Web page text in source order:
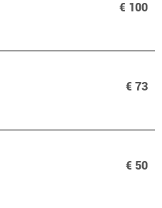
€ 100
€ 73
€ 50